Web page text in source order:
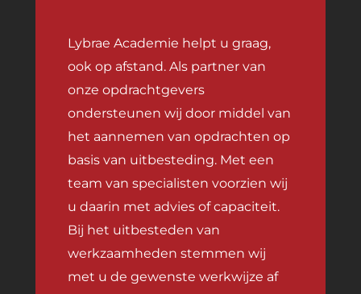
Lybrae Academie helpt u graag,
ook op afstand. Als partner van
onze opdrachtgevers
ondersteunen wij door middel van
het aannemen van opdrachten op
basis van uitbesteding. Met een
team van specialisten voorzien wij
u daarin met advies of capaciteit.
Bij het uitbesteden van
werkzaamheden stemmen wij
met u de gewenste werkwijze af